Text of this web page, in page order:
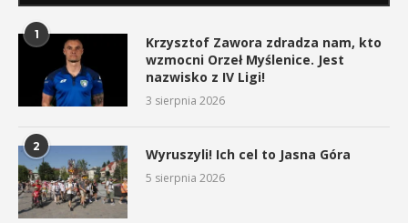
1
Krzysztof Zawora zdradza nam, kto
wzmocni Orzeł Myślenice. Jest
nazwisko z IV Ligi!
3 sierpnia 2026
2 Wyruszyli! Ich cel to Jasna Góra
5 sierpnia 2026